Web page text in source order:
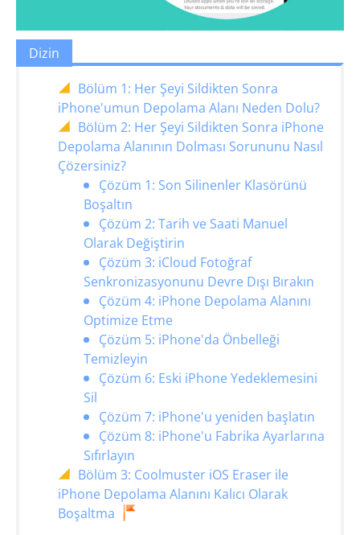
Dizin
Bölüm 1: Her Şeyi Sildikten Sonra
iPhone'umun Depolama Alanı Neden Dolu?
Bölüm 2: Her Şeyi Sildikten Sonra iPhone
Depolama Alanının Dolması Sorununu Nasıl
Çözersiniz?
Çözüm 1: Son Silinenler Klasörünü
Boşaltın
Çözüm 2: Tarih ve Saati Manuel
Olarak Değiştirin
Çözüm 3: iCloud Fotoğraf
Senkronizasyonunu Devre Dışı Bırakın
Çözüm 4: iPhone Depolama Alanını
Optimize Etme
Çözüm 5: iPhone'da Önbelleği
Temizleyin
Çözüm 6: Eski iPhone Yedeklemesini
Sil
Çözüm 7: iPhone'u yeniden başlatın
Çözüm 8: iPhone'u Fabrika Ayarlarına
Sıfırlayın
Bölüm 3: Coolmuster iOS Eraser ile
iPhone Depolama Alanını Kalıcı Olarak
Boşaltma